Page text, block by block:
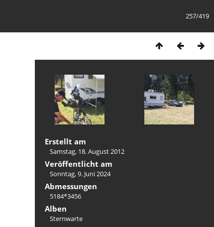
257/419
Erstellt am
Samstag, 18. August 2012
Veröffentlicht am
Sonntag, 9. Juni 2024
Abmessungen
5184*3456
Alben
Sternwarte